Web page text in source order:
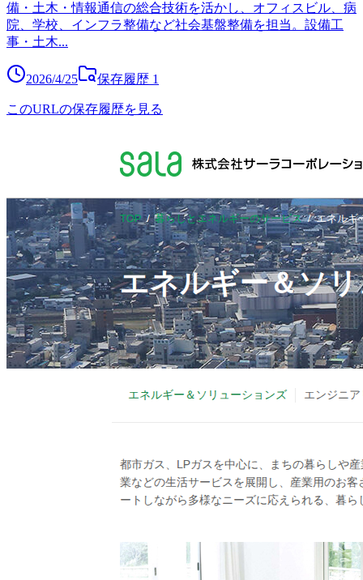
備・土木・情報通信の総合技術を活かし、オフィスビル、病
院、学校、インフラ整備など社会基盤整備を担当。設備工
事・土木...
2026/4/25 保存履歴 1
このURLの保存履歴を見る